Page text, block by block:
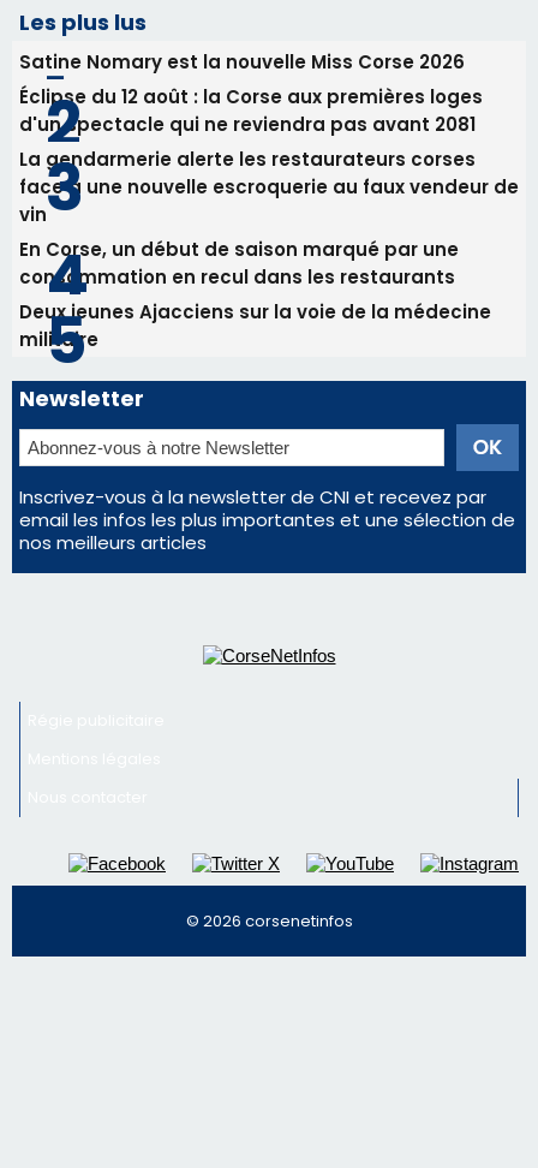
Deux jeunes Ajacciens sur la voie de la médecine
militaire
Newsletter
Inscrivez-vous à la newsletter de CNI et recevez par
email les infos les plus importantes et une sélection de
nos meilleurs articles
Régie publicitaire
Nous contacter
© 2026 corsenetinfos